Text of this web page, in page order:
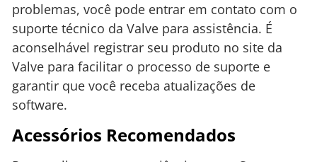
problemas, você pode entrar em contato com o
suporte técnico da Valve para assistência. É
aconselhável registrar seu produto no site da
Valve para facilitar o processo de suporte e
garantir que você receba atualizações de
software.
Acessórios Recomendados